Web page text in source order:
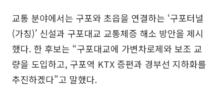
교통 분야에서는 구포와 초읍을 연결하는 ‘구포터널
(가칭)’ 신설과 구포대교 교통체증 해소 방안을 제시
했다. 한 후보는 “구포대교에 가변차로제와 보조 교
량을 도입하고, 구포역 KTX 증편과 경부선 지하화를
추진하겠다”고 말했다.